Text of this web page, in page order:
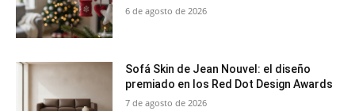
6 de agosto de 2026
Sofá Skin de Jean Nouvel: el diseño
premiado en los Red Dot Design Awards
7 de agosto de 2026